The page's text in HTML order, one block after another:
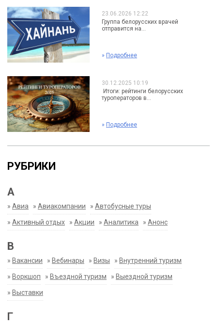
23.06.2026 12:22
Группа белорусских врачей
отправится на...
» Подробнее
30.12.2025 10:19
Итоги: рейтинги белорусских
туроператоров в...
» Подробнее
РУБРИКИ
А
» Авиа » Авиакомпании » Автобусные туры
» Активный отдых » Акции » Аналитика » Анонс
В
» Вакансии » Вебинары » Визы » Внутренний туризм
» Воркшоп » Въездной туризм » Выездной туризм
» Выставки
Г